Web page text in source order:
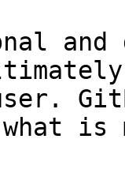
and
what